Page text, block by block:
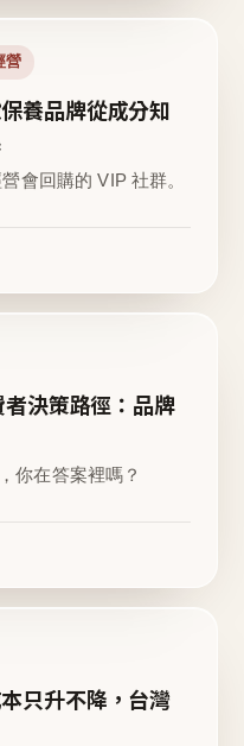
營
養品牌從成分知
會回購的 VIP 社群。
決策路徑：品牌
你在答案裡嗎？
只升不降，台灣